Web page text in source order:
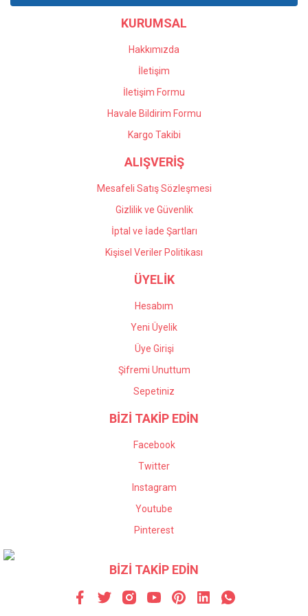
Ürün bilgilerinde hatalar bulunuyor.
Ürün fiyatı diğer sitelerden daha pahalı.
Gönder
KURUMSAL
Hakkımızda
İletişim
İletişim Formu
Havale Bildirim Formu
Kargo Takibi
ALIŞVERİŞ
Mesafeli Satış Sözleşmesi
Gizlilik ve Güvenlik
İptal ve İade Şartları
Kişisel Veriler Politikası
ÜYELİK
Hesabım
Yeni Üyelik
Üye Girişi
Şifremi Unuttum
Sepetiniz
BİZİ TAKİP EDİN
Facebook
Twitter
Instagram
Youtube
Pinterest
BİZİ TAKİP EDİN